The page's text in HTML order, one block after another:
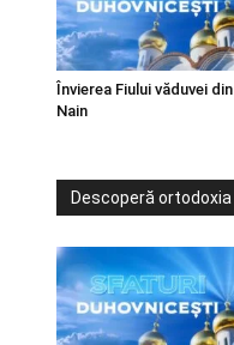
Învierea Fiului văduvei din
Nain
Descoperă ortodoxia